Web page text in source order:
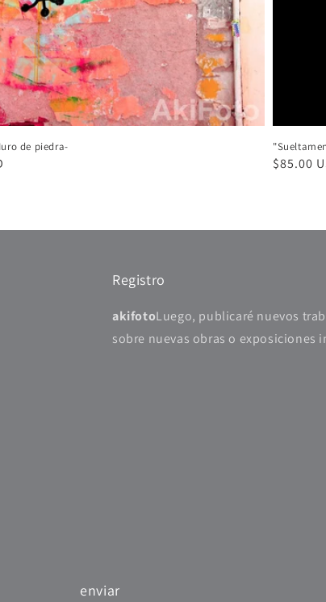
de piedra-
Precio
$85.00
Registro
akifotoLuego, publicaré nuevos
sobre nuevas obras o exposiciones
enviar